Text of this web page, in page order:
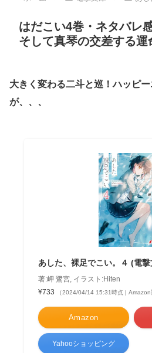
はだこい4巻・ネタバレ
そして真琴の交差する運
大きく変わる二斗と巡！ハッピ
が、、、
あした、裸足でこい。４ (電撃
著:岬 鷺宮, イラスト:Hiten
¥733
（2024/04/14 15:31時点 | Amazon
Amazon
Yahooショッピング